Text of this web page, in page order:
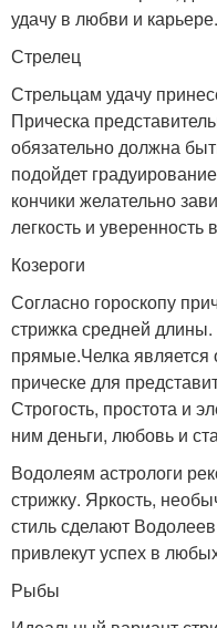
удачу в любви и карьере.
Стрелец
Стрельцам удачу
Прическа
обязательно должна
подойдет
кончики желательно
легкость и уверенность
Козероги
Согласно гороскопу
стрижка средней
прямые.Челка
прическе для
Строгость, простота и
ним деньги, любовь и
Водолеям астрологи
стрижку. Яркость,
стиль сделают
привлекут успех в
Рыбы